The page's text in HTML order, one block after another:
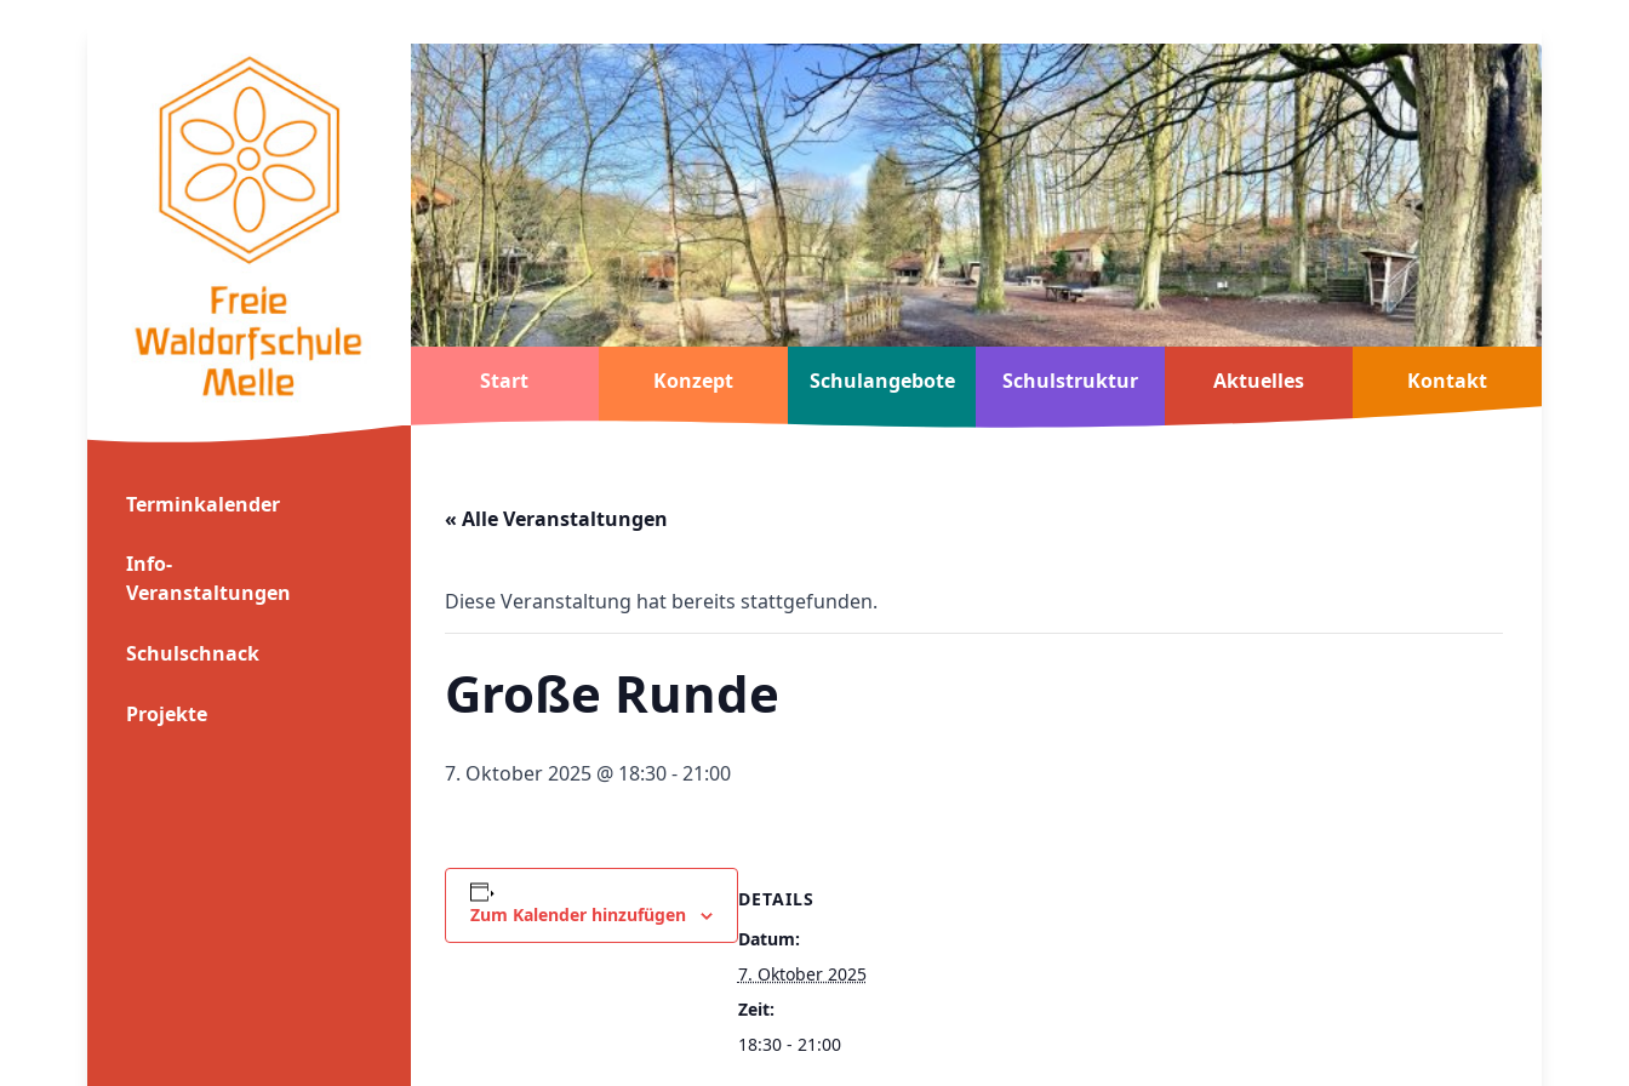
Start Konzept Schulangebote Schulstruktur Aktuelles Kontakt
Terminkalender
Info-
Veranstaltungen
Schulschnack
Projekte
« Alle Veranstaltungen
Diese Veranstaltung hat bereits stattgefunden.
Große Runde
7. Oktober 2025 @ 18:30-21:00
Zum Kalender hinzufügen
DETAILS
Datum:
7. Oktober 2025
Zeit:
18:30 - 21:00